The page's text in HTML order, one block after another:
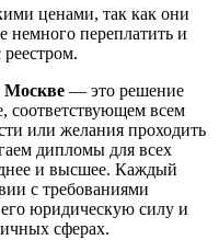
ценами, так как они
немного переплатить и
Москве — это решение
соответствующем всем
или желания проходить
дипломы для всех
и высшее. Каждый
с требованиями
его юридическую силу и
сферах.